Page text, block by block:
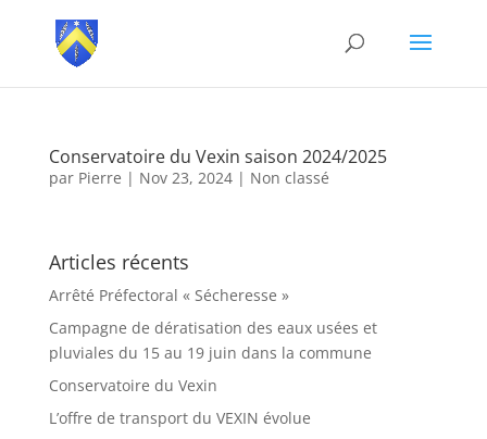
Conservatoire du Vexin saison 2024/2025
par Pierre | Nov 23, 2024| Non classé
Articles récents
Arrêté Préfectoral « Sécheresse »
Campagne de dératisation des eaux usées et
pluviales du 15 au 19 juin dans la commune
Conservatoire du Vexin
L’offre de transport du VEXIN évolue